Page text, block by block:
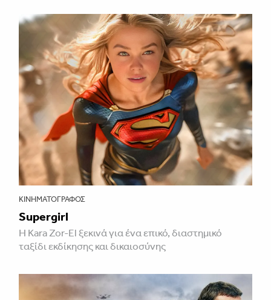
ΚΙΝΗΜΑΤΟΓΡΆΦΟΣ
Supergirl
Η Kara Zor-El ξεκινά για ένα επικό, διαστημικό
ταξίδι εκδίκησης και δικαιοσύνης